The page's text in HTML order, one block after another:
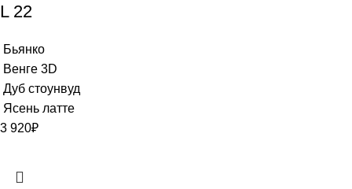
L 22
Бьянко
Венге 3D
Дуб стоунвуд
Ясень латте
3 920₽